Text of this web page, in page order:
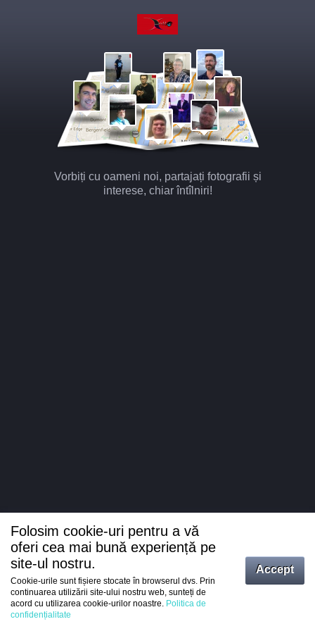
Vorbiți cu oameni noi, partajați fotografii și
interese, chiar întîlniri!
Intrați
Folosim cookie-uri pentru a vă
oferi cea mai bună experiență pe
site-ul nostru.
Cookie-urile sunt fișiere stocate în browserul dvs. Prin
continuarea utilizării site-ului nostru web, sunteți de
acord cu utilizarea cookie-urilor noastre. Politica de
confidențialitate
Accept